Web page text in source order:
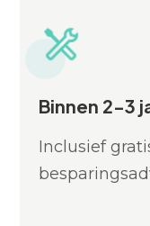
Binnen 2-3
Inclusief